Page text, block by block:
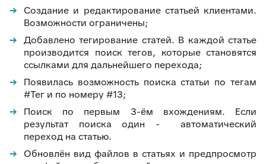
Создание и редактирование статьей клиентами.
Возможности ограничены;
Добавлено тегирование статей. В каждой статье
производится поиск тегов, которые становятся
ссылками для дальнейшего перехода;
Появилась возможность поиска статьи по тегам
#Тег и по номеру #13;
Поиск по первым 3-ём вхождениям. Если
результат поиска один - автоматический
переход на статью.
Обновлён вид файлов в статьях и предпросмотр